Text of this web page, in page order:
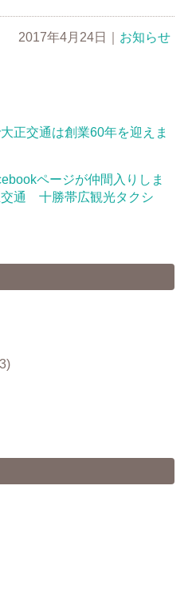
2017年4月24日 お知らせ
正交通は創業60年を迎えま
ページが仲間入りしま
交通 十勝帯広観光タクシ